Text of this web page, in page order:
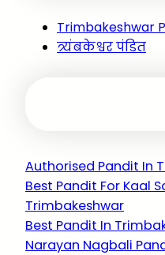
Trimbakeshwar
त्र्यंबकेश्वर पंडित
Authorised Pandit In
Best Pandit For Kaal
Trimbakeshwar
Best Pandit In
Narayan Nagbali